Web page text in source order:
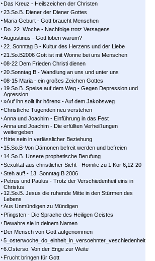
Das Kreuz - Heilszeichen der Christen
23.So.B. Diener der Diener Gottes
Maria Geburt - Gott braucht Menschen
Do. 22. Woche - Nachfolge trotz Versagens
Augustinus - Gott loben warum?
22. Sonntag B - Kultur des Herzens und der Liebe
21.So.B2006 Gott ist mit Wonne bei uns Menschen
08-22 Dem Frieden Christi dienen
20.Sonntag B - Wandlung an uns und unter uns
08-15 Maria - ein großes Zeichen Gottes
19.So.B. Speise auf dem Weg - Gegen Depression und
Agression
»Auf ihn sollt ihr hören« - Auf dem Jakobsweg
Christliche Tugenden neu verstehen
Anna und Joachim - Einführung in das Fest
Anna und Joachim - Die erfüllten Verheißungen
weitergeben
Hirte sein in verlässlicher Beziehung
15.So.B-Von Dämonen befreit werden und befreien
14.So.B. Unsere prophetische Berufung
Sexulität aus christlicher Sicht - Homilie zu 1 Kor 6,12-20
Steh auf! - 13. Sonntag B 2006
Petrus und Paulus - Trotz der Verschiedenheit eins in
Christus
12.So.B. Jesus die ruhende Mitte in den Stürmen des
Lebens
Aus Unmündigen zu Mündigen
Pfingsten - Die Sprache des Heiligen Geistes
Bewahre sie in deinem Namen
Der Mensch von Gott aufgenommen
5_osterwoche_do_einheit_in_versoehnter_veschiedenheit
6.Osterso. Von der Enge zur Weite
Frucht bringen für Gott